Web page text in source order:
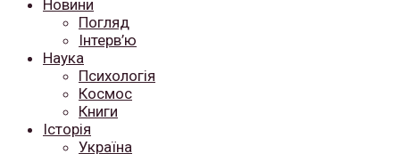
Новини
Погляд
Інтерв’ю
Наука
Психологія
Космос
Книги
Історія
Україна